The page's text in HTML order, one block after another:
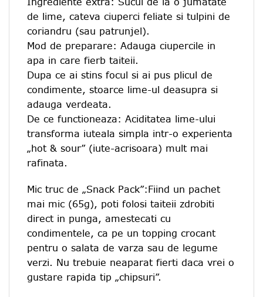
de lime, cateva ciuperci feliate si tulpini de
coriandru (sau patrunjel).
Mod de preparare: Adauga ciupercile in
apa in care fierb taiteii.
Dupa ce ai stins focul si ai pus plicul de
condimente, stoarce lime-ul deasupra si
adauga verdeata.
De ce functioneaza: Aciditatea lime-ului
transforma iuteala simpla intr-o experienta
„hot & sour” (iute-acrisoara) mult mai
rafinata.
Mic truc de „Snack Pack”:Fiind un pachet
mai mic (65g), poti folosi taiteii zdrobiti
direct in punga, amestecati cu
condimentele, ca pe un topping crocant
pentru o salata de varza sau de legume
verzi. Nu trebuie neaparat fierti daca vrei o
gustare rapida tip „chipsuri”.